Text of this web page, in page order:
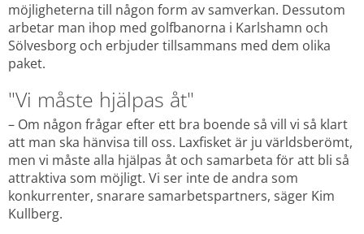
möjligheterna till någon form av samverkan. Dessutom
arbetar man ihop med golfbanorna i Karlshamn och
Sölvesborg och erbjuder tillsammans med dem olika
paket.
"Vi måste hjälpas åt"
– Om någon frågar efter ett bra boende så vill vi så klart
att man ska hänvisa till oss. Laxfisket är ju världsberömt,
men vi måste alla hjälpas åt och samarbeta för att bli så
attraktiva som möjligt. Vi ser inte de andra som
konkurrenter, snarare samarbetspartners, säger Kim
Kullberg.